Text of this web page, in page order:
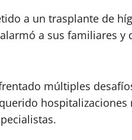
a un trasplante de
a sus familiares
múltiples
hospitalizaciones